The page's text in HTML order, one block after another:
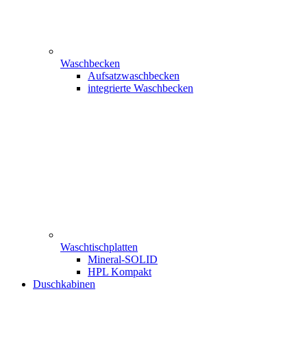
Waschbecken
Aufsatzwaschbecken
integrierte Waschbecken
Waschtischplatten
Mineral-SOLID
HPL Kompakt
Duschkabinen